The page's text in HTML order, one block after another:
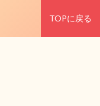
TOPに戻る